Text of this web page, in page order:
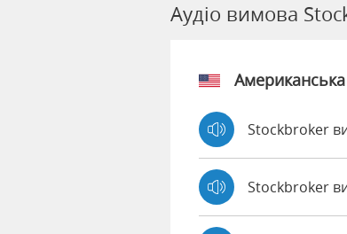
Аудіо вимова
Stockbroker
Stockbroker